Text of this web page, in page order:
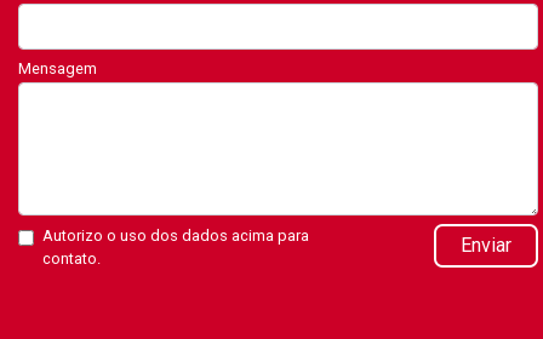
Mensagem
Autorizo o uso dos dados acima para
contato.
Enviar